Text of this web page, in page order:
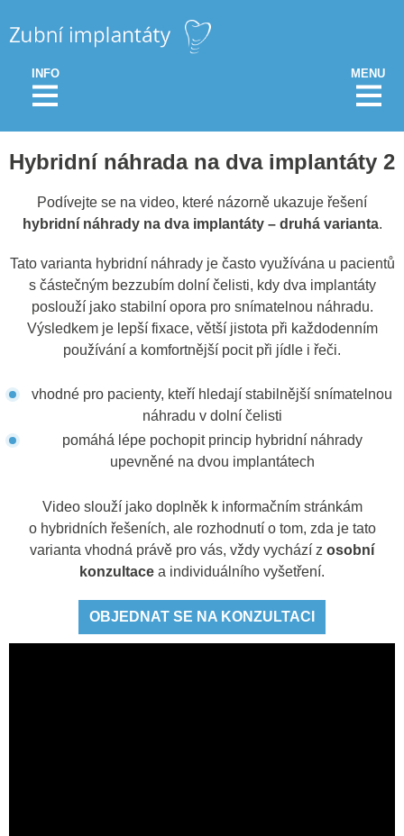
INFO MENU
Hybridní náhrada na dva implantáty 2
Podívejte se na video, které názorně ukazuje řešení
hybridní náhrady na dva implantáty – druhá varianta.
Tato varianta hybridní náhrady je často využívána u pacientů
s částečným bezzubím dolní čelisti, kdy dva implantáty
poslouží jako stabilní opora pro snímatelnou náhradu.
Výsledkem je lepší fixace, větší jistota při každodenním
používání a komfortnější pocit při jídle i řeči.
vhodné pro pacienty, kteří hledají stabilnější snímatelnou
náhradu v dolní čelisti
pomáhá lépe pochopit princip hybridní náhrady
upevněné na dvou implantátech
Video slouží jako doplněk k informačním stránkám
o hybridních řešeních, ale rozhodnutí o tom, zda je tato
varianta vhodná právě pro vás, vždy vychází z osobní
konzultace a individuálního vyšetření.
OBJEDNAT SE NA KONZULTACI